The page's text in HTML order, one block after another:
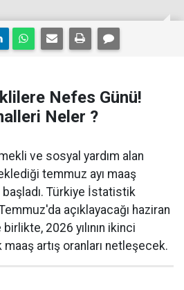
Nefes Günü!
Neler ?
ve sosyal yardım alan
temmuz ayı maaş
başladı. Türkiye İstatistik
açıklayacağı haziran
2026 yılının ikinci
maaş artış oranları netleşecek.